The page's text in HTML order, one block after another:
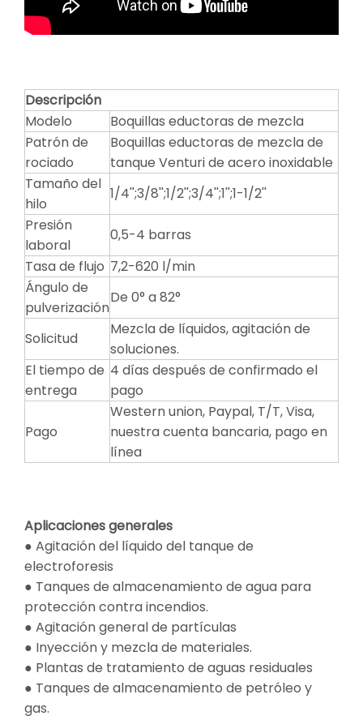
Descripción
Modelo
Boquillas eductoras de mezcla
Patrón de
rociado
Boquillas eductoras de mezcla de
tanque Venturi de acero inoxidable
Tamaño del
hilo
1/4'';3/8'';1/2'';3/4'';1'';1-1/2''
Presión
laboral
0,5-4 barras
Tasa de flujo 7,2-620 l/min
Ángulo de
pulverización
De 0° a 82°
Solicitud
Mezcla de líquidos, agitación de
soluciones.
El tiempo de
entrega
4 días después de confirmado el
pago
Pago
Western union, Paypal, T/T, Visa,
nuestra cuenta bancaria, pago en
línea
Aplicaciones generales
● Agitación del líquido del tanque de
electroforesis
● Tanques de almacenamiento de agua para
protección contra incendios.
● Agitación general de partículas
● Inyección y mezcla de materiales.
● Plantas de tratamiento de aguas residuales
● Tanques de almacenamiento de petróleo y
gas.